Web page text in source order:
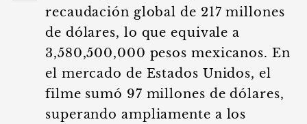
recaudación global de 217 millones
de dólares, lo que equivale a
3,580,500,000 pesos mexicanos. En
el mercado de Estados Unidos, el
filme sumó 97 millones de dólares,
superando ampliamente a los